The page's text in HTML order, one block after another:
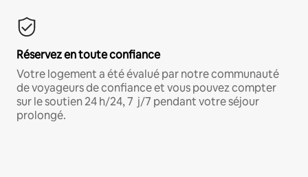
Réservez en toute confiance
Votre logement a été évalué par notre communauté
de voyageurs de confiance et vous pouvez compter
sur le soutien 24 h/24, 7 j/7 pendant votre séjour
prolongé.